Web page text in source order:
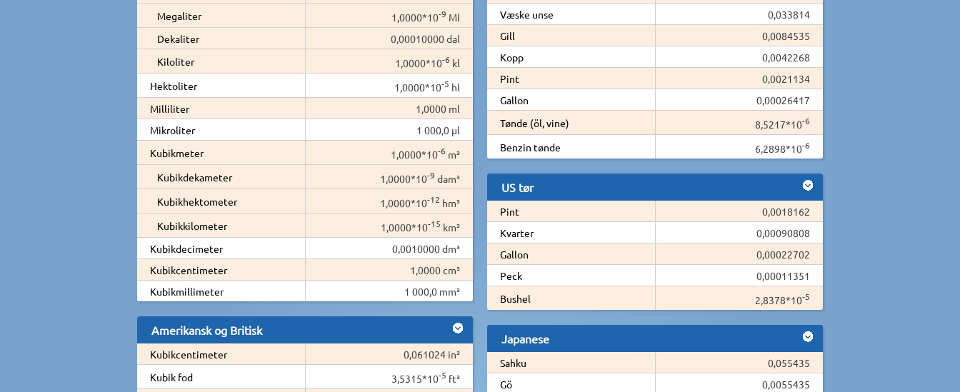
Megaliter
1,0000*10-9 Ml
Dekaliter
0,00010000 dal
Kiloliter
1,0000*10-6 kl
Hektoliter
1,0000*10-5 hl
Milliliter
1,0000 ml
Mikroliter
1 000,0 µl
Kubikmeter
1,0000*10-6 m³
Kubikdekameter
1,0000*10-9 dam³
Kubikhektometer
1,0000*10-12 hm³
Kubikkilometer
1,0000*10-15 km³
Kubikdecimeter
0,0010000 dm³
Kubikcentimeter
1,0000 cm³
Kubikmillimeter
1 000,0 mm³
Amerikansk og Britisk
Kubikcentimeter
0,061024 in³
Kubik fod
3,5315*10-5 ft³
Væske unse
0,033814
Gill
0,0084535
Kopp
0,0042268
Pint
0,0021134
Gallon
0,00026417
Tønde (öl, vine)
8,5217*10-6
Benzin tønde 6,2898*10-6
US tør
Pint
0,0018162
Kvarter
0,00090808
Gallon
0,00022702
Peck
0,00011351
Bushel
2,8378*10-5
Japanese
Sahku
0,055435
Gö
0,0055435